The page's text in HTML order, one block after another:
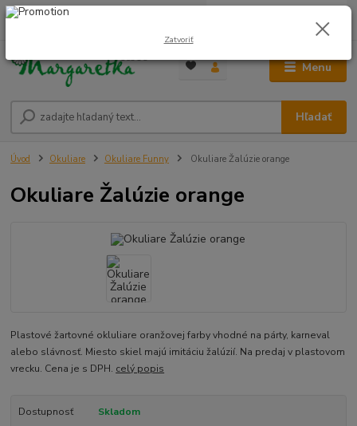
Menu
Hľadať
0948 236 042
0,00 €
Úvod Okuliare Okuliare Funny Okuliare Žalúzie orange
Okuliare Žalúzie orange
Plastové žartovné okluliare oranžovej farby vhodné na párty, karneval
alebo slávnosť. Miesto skiel majú imitáciu žalúzií. Na predaj v plastovom
vrecku. Cena je s DPH. celý popis
Dostupnosť Skladom
Zatvoriť